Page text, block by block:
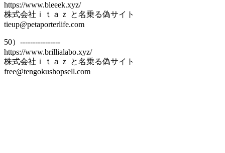
https://www.bleeek.xyz/
株式会社ｉｔａｚ と名乗る偽サイト
tieup@petaporterlife.com
50）----------------
https://www.brillialabo.xyz/
株式会社ｉｔａｚ と名乗る偽サイト
free@tengokushopsell.com